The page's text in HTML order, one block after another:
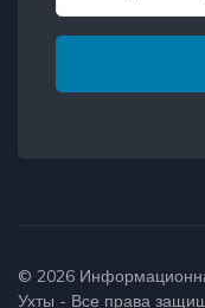
© 2026
Ухты - Все права